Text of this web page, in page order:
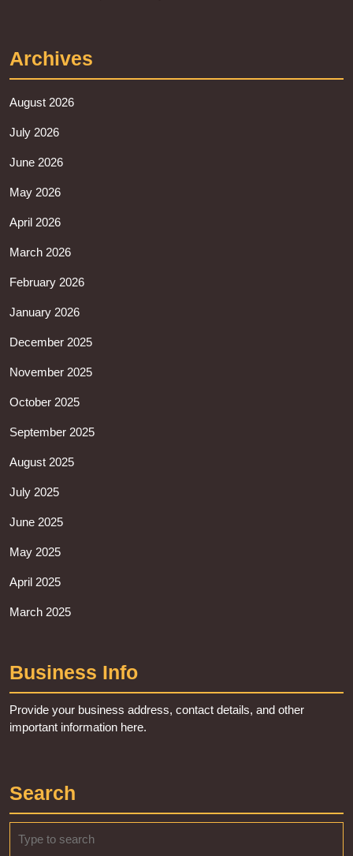
Archives
August 2026
July 2026
June 2026
May 2026
April 2026
March 2026
February 2026
January 2026
December 2025
November 2025
October 2025
September 2025
August 2025
July 2025
June 2025
May 2025
April 2025
March 2025
Business Info
Provide your business address, contact details, and other
important information here.
Search
for: